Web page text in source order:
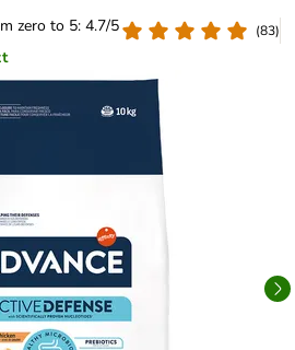
zero to 5: 4.7/5
(83)